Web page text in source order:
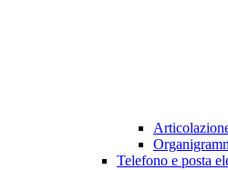
Telefono e posta